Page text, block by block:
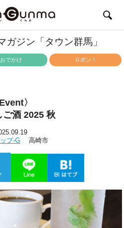
ガジン「タウン群馬」
おでかけ Ｇポン！
Event〉
ご酒 2025 秋
プ-G 高崎市